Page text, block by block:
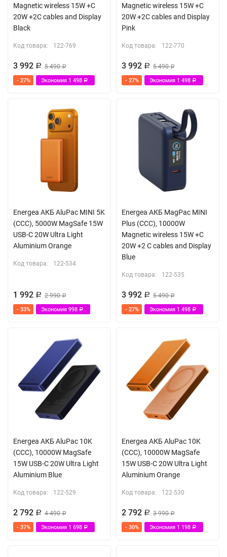
Magnetic wireless 15W +С
20W +2C cables and Display
Black
Код товара: 122-769
3 992 Р 5 490Р
- 27% Экономия 1 498 Р
Magnetic wireless 15W +С
20W +2C cables and Display
Pink
Код товара: 122-770
3 992 Р 5 490Р
- 27% Экономия 1 498 Р
Energea АКБ AluPac MINI 5K
(CCC), 5000W MagSafe 15W
USB-C 20W Ultra Light
Aluminium Orange
Код товара: 122-534
1 992 Р 2 990Р
- 33% Экономия 998 Р
Energea АКБ MagPac MINI
Plus (ССС), 10000W
Magnetic wireless 15W +С
20W +2 C cables and Display
Blue
Код товара: 122-535
3 992 Р 5 490Р
- 27% Экономия 1 498 Р
Energea АКБ AluPac 10K
(CCC), 10000W MagSafe
15W USB-C 20W Ultra Light
Aluminium Blue
Код товара: 122-529
2 792 Р 4 490Р
- 37% Экономия 1 698 Р
Energea АКБ AluPac 10K
(CCC), 10000W MagSafe
15W USB-C 20W Ultra Light
Aluminium Orange
Код товара: 122-530
2 792 Р 3 990Р
- 30% Экономия 1 198 Р